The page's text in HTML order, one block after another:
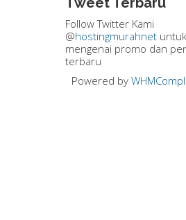
Follow Twitter Kami
@hostingmurahnet
mengenai promo dan
terbaru
Powered by